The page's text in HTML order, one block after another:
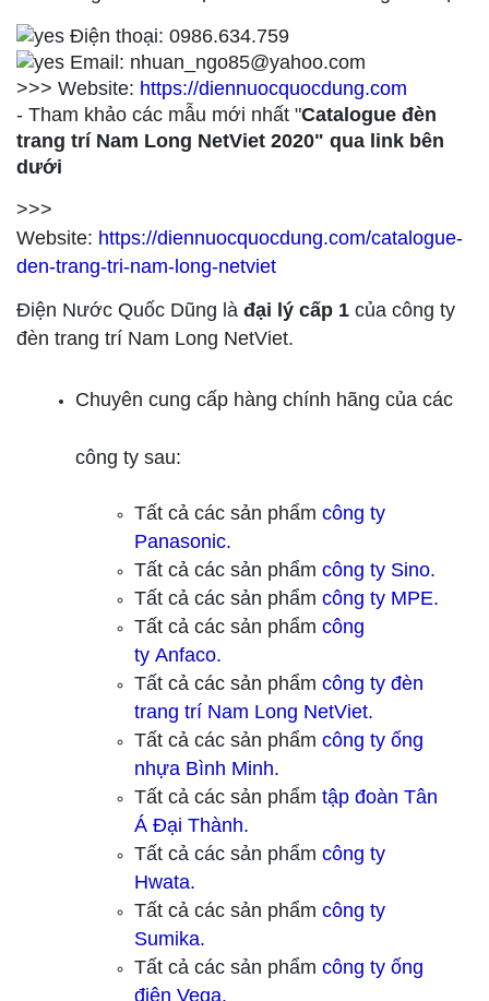
Điện thoại: 0986.634.759
Email: nhuan_ngo85@yahoo.com
>>> Website: https://diennuocquocdung.com
- Tham khảo các mẫu mới nhất "Catalogue đèn
trang trí Nam Long NetViet 2020" qua link bên
dưới
>>>
Website: https://diennuocquocdung.com/catalogue-
den-trang-tri-nam-long-netviet
Điện Nước Quốc Dũng là đại lý cấp 1 của công ty
đèn trang trí Nam Long NetViet.
Chuyên cung cấp hàng chính hãng của các
công ty sau:
Tất cả các sản phẩm công ty
Panasonic.
Tất cả các sản phẩm công ty Sino.
Tất cả các sản phẩm công ty MPE.
Tất cả các sản phẩm công
ty Anfaco.
Tất cả các sản phẩm công ty đèn
trang trí Nam Long NetViet.
Tất cả các sản phẩm công ty ống
nhựa Bình Minh.
Tất cả các sản phẩm tập đoàn Tân
Á Đại Thành.
Tất cả các sản phẩm công ty
Hwata.
Tất cả các sản phẩm công ty
Sumika.
Tất cả các sản phẩm công ty ống
điện Vega.